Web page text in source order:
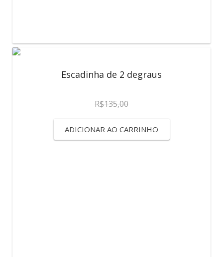
Escadinha de 2 degraus
R$135,00
ADICIONAR AO CARRINHO